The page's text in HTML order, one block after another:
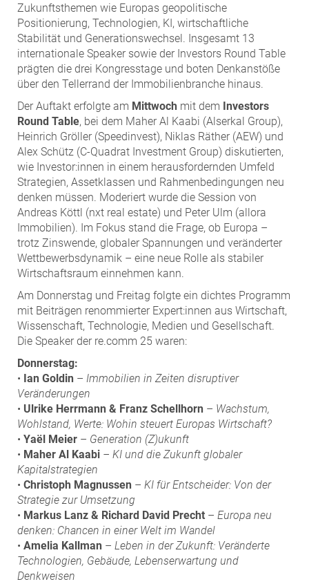
Zukunftsthemen wie Europas geopolitische
Positionierung, Technologien, KI, wirtschaftliche
Stabilität und Generationswechsel. Insgesamt 13
internationale Speaker sowie der Investors Round Table
prägten die drei Kongresstage und boten Denkanstöße
über den Tellerrand der Immobilienbranche hinaus.
Der Auftakt erfolgte am Mittwoch mit dem Investors
Round Table, bei dem Maher Al Kaabi (Alserkal Group),
Heinrich Gröller (Speedinvest), Niklas Räther (AEW) und
Alex Schütz (C-Quadrat Investment Group) diskutierten,
wie Investor:innen in einem herausfordernden Umfeld
Strategien, Assetklassen und Rahmenbedingungen neu
denken müssen. Moderiert wurde die Session von
Andreas Köttl (nxt real estate) und Peter Ulm (allora
Immobilien). Im Fokus stand die Frage, ob Europa –
trotz Zinswende, globaler Spannungen und veränderter
Wettbewerbsdynamik – eine neue Rolle als stabiler
Wirtschaftsraum einnehmen kann.
Am Donnerstag und Freitag folgte ein dichtes Programm
mit Beiträgen renommierter Expert:innen aus Wirtschaft,
Wissenschaft, Technologie, Medien und Gesellschaft.
Die Speaker der re.comm 25 waren:
Donnerstag:
• Ian Goldin – Immobilien in Zeiten disruptiver
Veränderungen
• Ulrike Herrmann & Franz Schellhorn – Wachstum,
Wohlstand, Werte: Wohin steuert Europas Wirtschaft?
• Yaël Meier – Generation (Z)ukunft
• Maher Al Kaabi – KI und die Zukunft globaler
Kapitalstrategien
• Christoph Magnussen – KI für Entscheider: Von der
Strategie zur Umsetzung
• Markus Lanz & Richard David Precht – Europa neu
denken: Chancen in einer Welt im Wandel
• Amelia Kallman – Leben in der Zukunft: Veränderte
Technologien, Gebäude, Lebenserwartung und
Denkweisen